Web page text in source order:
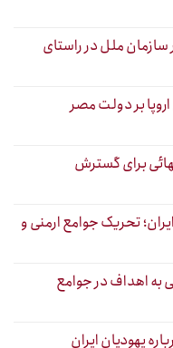
ملل در راستای
بر دولت مصر
برای گسترش
ایران؛ تحریک جوامع ارمنی و
به اهداف در جوامع
یهودیان ایران